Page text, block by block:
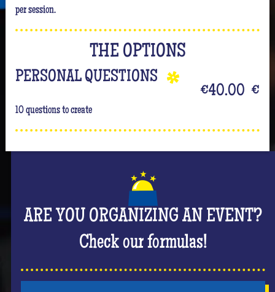
per session.
THE OPTIONS
PERSONAL QUESTIONS
10 questions to create
€40.00 €
ARE YOU ORGANIZING AN EVENT?
Check our formulas!